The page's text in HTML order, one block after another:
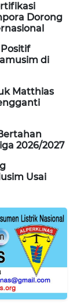
Dorong
di
Matthias
2026/2027
Usai